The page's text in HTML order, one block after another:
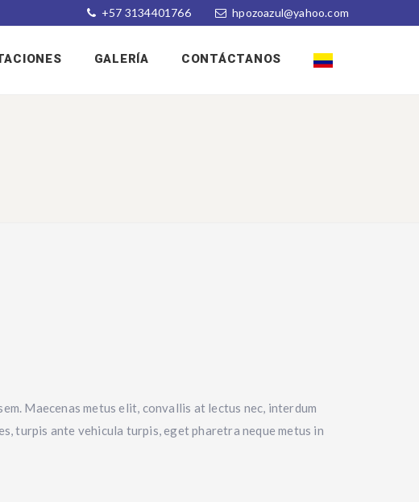
+57 3134401766 hpozoazul@yahoo.com
GALERÍA CONTÁCTANOS
Maecenas metus elit, convallis at lectus nec, interdum
turpis ante vehicula turpis, eget pharetra neque metus in